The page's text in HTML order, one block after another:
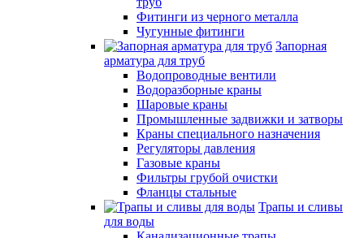
Фитинги из черного металла
Чугунные фитинги
Запорная
арматура для труб
Водопроводные вентили
Водоразборные краны
Шаровые краны
Промышленные задвижки и затворы
Краны специального назначения
Регуляторы давления
Газовые краны
Фильтры грубой очистки
Фланцы стальные
Трапы и сливы
для воды